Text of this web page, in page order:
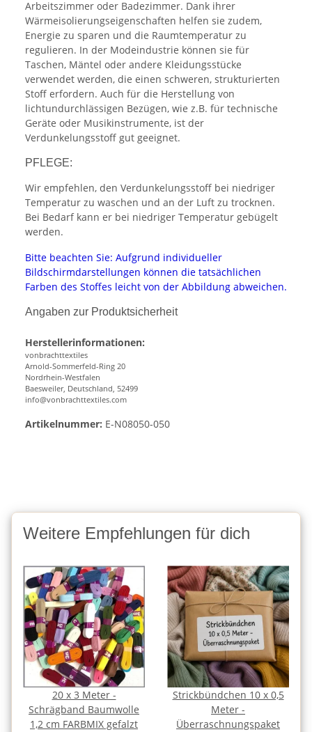
Arbeitszimmer oder Badezimmer. Dank ihrer
Wärmeisolierungseigenschaften helfen sie zudem,
Energie zu sparen und die Raumtemperatur zu
regulieren. In der Modeindustrie können sie für
Taschen, Mäntel oder andere Kleidungsstücke
verwendet werden, die einen schweren, strukturierten
Stoff erfordern. Auch für die Herstellung von
lichtundurchlässigen Bezügen, wie z.B. für technische
Geräte oder Musikinstrumente, ist der
Verdunkelungsstoff gut geeignet.
PFLEGE:
Wir empfehlen, den Verdunkelungsstoff bei niedriger
Temperatur zu waschen und an der Luft zu trocknen.
Bei Bedarf kann er bei niedriger Temperatur gebügelt
werden.
Bitte beachten Sie: Aufgrund individueller
Bildschirmdarstellungen können die tatsächlichen
Farben des Stoffes leicht von der Abbildung abweichen.
Angaben zur Produktsicherheit
Herstellerinformationen:
vonbrachttextiles
Arnold-Sommerfeld-Ring 20
Nordrhein-Westfalen
Baesweiler, Deutschland, 52499
info@vonbrachttextiles.com
Artikelnummer: E-N08050-050
Weitere Empfehlungen für dich
20 x 3 Meter -
Schrägband Baumwolle
1,2 cm FARBMIX gefalzt
Strickbündchen 10 x 0,5
Meter -
Überraschnungspaket